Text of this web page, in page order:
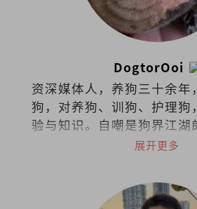
DogtorOoi
资深媒体人，养狗三十余年
狗，对养狗、训狗、护理狗
验与知识。自嘲是狗界江湖
狗探脉与接生，小病可给参
展开更多